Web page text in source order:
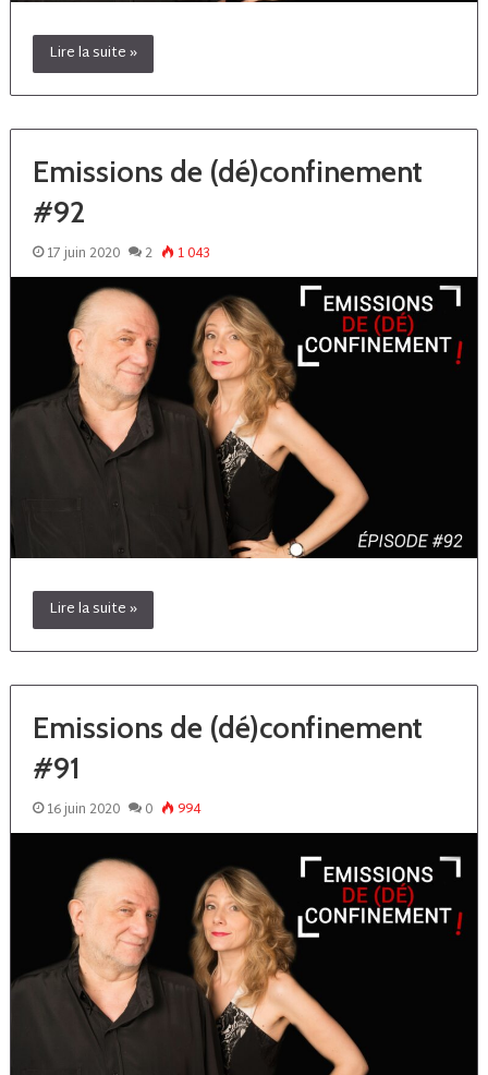
Lire la suite »
Emissions de (dé)confinement
#92
17 juin 2020 2 1 043
Lire la suite »
Emissions de (dé)confinement
#91
16 juin 2020 0 994